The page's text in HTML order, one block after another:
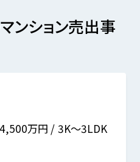
ンション売出事
万円 3K～3LDK